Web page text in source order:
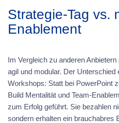
Strategie-Tag vs.
Enablement
Im Vergleich zu anderen
agil und modular. Der
Workshops: Statt bei PowerPoint
Build Mentalität und Team-
zum Erfolg geführt. Sie bezahlen
sondern erhalten ein brauchabres